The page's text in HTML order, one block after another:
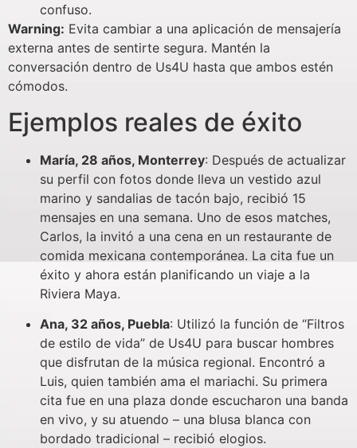
confuso.
Warning: Evita cambiar a una aplicación de mensajería
externa antes de sentirte segura. Mantén la
conversación dentro de Us4U hasta que ambos estén
cómodos.
Ejemplos reales de éxito
María, 28 años, Monterrey: Después de actualizar
su perfil con fotos donde lleva un vestido azul
marino y sandalias de tacón bajo, recibió 15
mensajes en una semana. Uno de esos matches,
Carlos, la invitó a una cena en un restaurante de
comida mexicana contemporánea. La cita fue un
éxito y ahora están planificando un viaje a la
Riviera Maya.
Ana, 32 años, Puebla: Utilizó la función de “Filtros
de estilo de vida” de Us4U para buscar hombres
que disfrutan de la música regional. Encontró a
Luis, quien también ama el mariachi. Su primera
cita fue en una plaza donde escucharon una banda
en vivo, y su atuendo – una blusa blanca con
bordado tradicional – recibió elogios.